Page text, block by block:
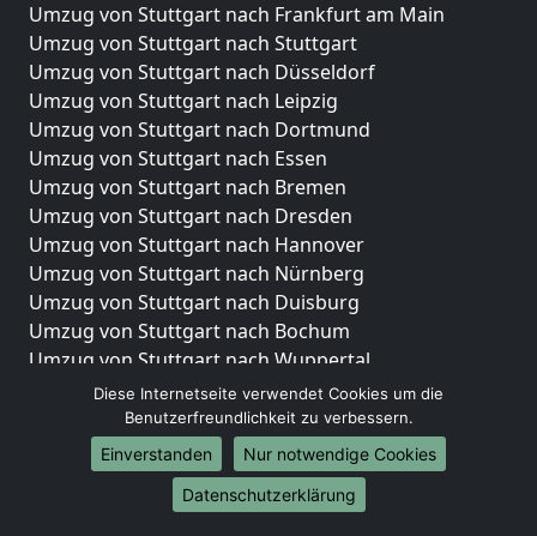
Umzug von Stuttgart nach Frankfurt am Main
Umzug von Stuttgart nach Stuttgart
Umzug von Stuttgart nach Düsseldorf
Umzug von Stuttgart nach Leipzig
Umzug von Stuttgart nach Dortmund
Umzug von Stuttgart nach Essen
Umzug von Stuttgart nach Bremen
Umzug von Stuttgart nach Dresden
Umzug von Stuttgart nach Hannover
Umzug von Stuttgart nach Nürnberg
Umzug von Stuttgart nach Duisburg
Umzug von Stuttgart nach Bochum
Umzug von Stuttgart nach Wuppertal
Umzug von Stuttgart nach Bielefeld
Umzug von Stuttgart nach Bonn
Umzug von Stuttgart nach Münster
Internationale-Umzüge
Diese Internetseite verwendet Cookies um die
Benutzerfreundlichkeit zu verbessern.
Einverstanden
Nur notwendige Cookies
Datenschutzerklärung